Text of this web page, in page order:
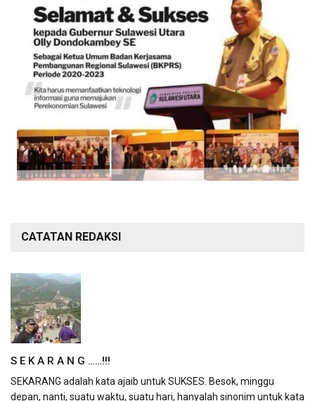
CATATAN REDAKSI
S E K A R A N G ……!!!
SEKARANG adalah kata ajaib untuk SUKSES. Besok, minggu
depan, nanti, suatu waktu, suatu hari, hanyalah sinonim untuk kata